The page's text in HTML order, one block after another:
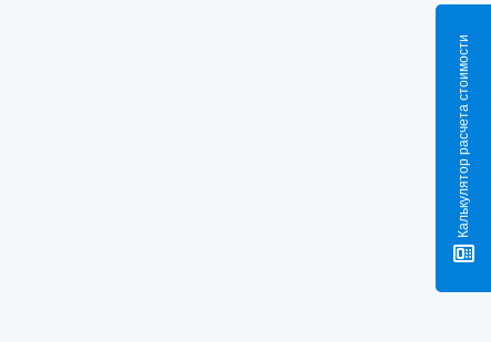
Калькулятор расчета стоимости